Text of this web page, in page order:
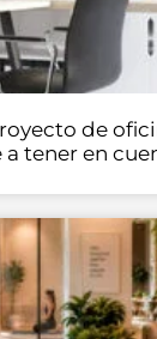
de
a tener en